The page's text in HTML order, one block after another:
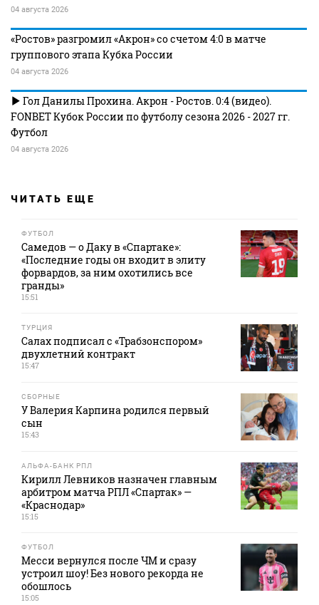
04 августа 2026
«Ростов» разгромил «Акрон» со счетом 4:0 в матче
группового этапа Кубка России
04 августа 2026
Гол Данилы Прохина. Акрон - Ростов. 0:4 (видео).
FONBET Кубок России по футболу сезона 2026 - 2027 гг.
Футбол
04 августа 2026
ЧИТАТЬ ЕЩЕ
ФУТБОЛ
Самедов — о Даку в «Спартаке»:
«Последние годы он входит в элиту
форвардов, за ним охотились все
гранды»
15:51
ТУРЦИЯ
Салах подписал с «Трабзонспором»
двухлетний контракт
15:47
СБОРНЫЕ
У Валерия Карпина родился первый
сын
15:43
АЛЬФА-БАНК РПЛ
Кирилл Левников назначен главным
арбитром матча РПЛ «Спартак» —
«Краснодар»
15:15
ФУТБОЛ
Месси вернулся после ЧМ и сразу
устроил шоу! Без нового рекорда не
обошлось
15:05